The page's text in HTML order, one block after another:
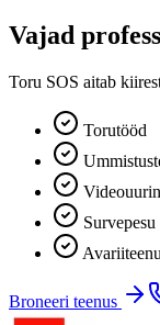
Vajad
Toru SOS aitab
Torutööd
Survepesu
Broneeri teenus